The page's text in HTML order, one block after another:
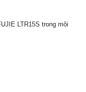
LTR15S trong môi